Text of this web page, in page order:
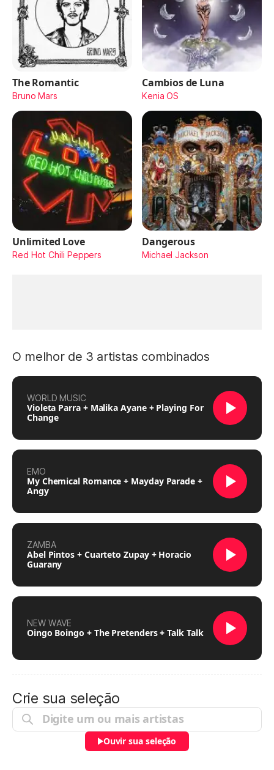
The Romantic
Bruno Mars
Cambios de Luna
Kenia OS
Unlimited Love
Red Hot Chili Peppers
Dangerous
Michael Jackson
O melhor de 3 artistas combinados
WORLD MUSIC
Violeta Parra + Malika Ayane + Playing For
Change
EMO
My Chemical Romance + Mayday Parade +
Angy
ZAMBA
Abel Pintos + Cuarteto Zupay + Horacio
Guarany
NEW WAVE
Oingo Boingo + The Pretenders + Talk Talk
Crie sua seleção
Ouvir sua seleção